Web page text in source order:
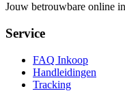
Jouw betrouwbare online
Service
FAQ Inkoop
Handleidingen
Tracking